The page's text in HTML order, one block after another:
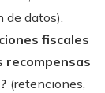
de datos).
fiscales
recompensas
(retenciones,